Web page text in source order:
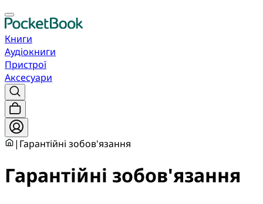
Книги
Аудіокниги
Пристрої
Аксесуари
| Гарантійні зобов'язання
Гарантійні зобов'язання